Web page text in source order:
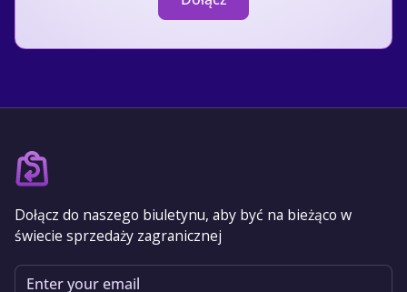
Dołącz do naszego biuletynu, aby być na bieżąco w
świecie sprzedaży zagranicznej
Email